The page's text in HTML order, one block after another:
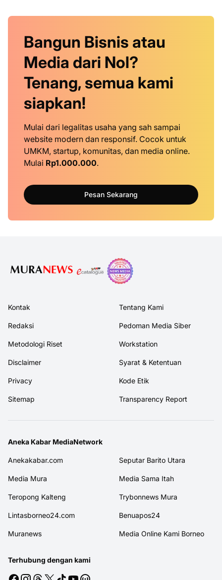
Bangun Bisnis atau
Media dari Nol?
Tenang, semua kami
siapkan!
Mulai dari legalitas usaha yang sah sampai
website modern dan responsif. Cocok untuk
UMKM, startup, komunitas, dan media online.
Mulai Rp1.000.000.
Pesan Sekarang
Kontak Tentang Kami
Redaksi Pedoman Media Siber
Metodologi Riset Workstation
Disclaimer Syarat & Ketentuan
Privacy Kode Etik
Sitemap Transparency Report
Aneka Kabar MediaNetwork
Anekakabar.com Seputar Barito Utara
Media Mura Media Sama Itah
Teropong Kalteng Trybonnews Mura
Lintasborneo24.com Benuapos24
Muranews Media Online Kami Borneo
Terhubung dengan kami